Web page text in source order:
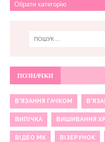
ПОЗНАЧКИ
В'ЯЗАННЯ ГАЧКОМ
ВИПІЧКА ВИШИВАННЯ
ВІДЕО МК ВІЗЕРУНОК